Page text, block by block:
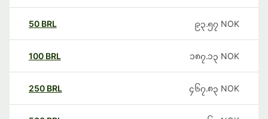
50 BRL ၉၃.၅၇ NOK
100 BRL ၁၈၇.၁၃ NOK
250 BRL ၄၆၇.၈၃ NOK